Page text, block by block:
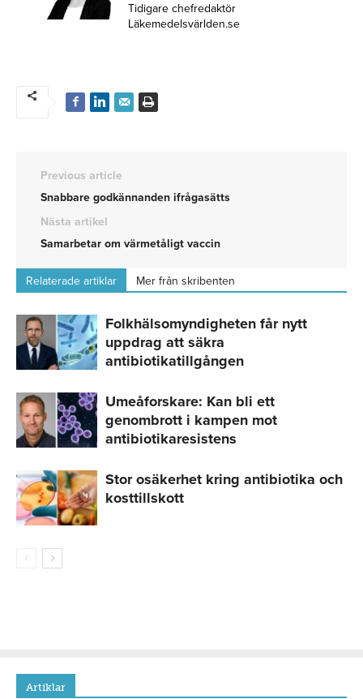
Tidigare chefredaktör
Läkemedelsvärlden.se
Previous article
Snabbare godkännanden ifrågasätts
Nästa artikel
Samarbetar om värmetåligt vaccin
Relaterade artiklar Mer från skribenten
Folkhälsomyndigheten får nytt
uppdrag att säkra
antibiotikatillgången
Umeåforskare: Kan bli ett
genombrott i kampen mot
antibiotikaresistens
Stor osäkerhet kring antibiotika och
kosttillskott
Artiklar